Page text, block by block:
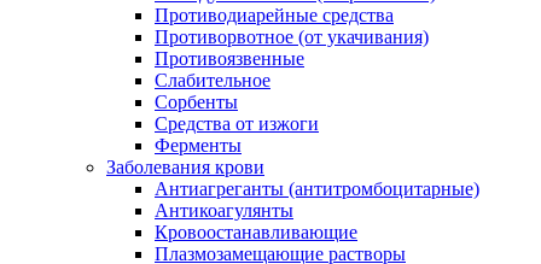
Противодиарейные средства
Противорвотное (от укачивания)
Противоязвенные
Слабительное
Сорбенты
Средства от изжоги
Ферменты
Заболевания крови
Антиагреганты (антитромбоцитарные)
Антикоагулянты
Кровоостанавливающие
Плазмозамещающие растворы